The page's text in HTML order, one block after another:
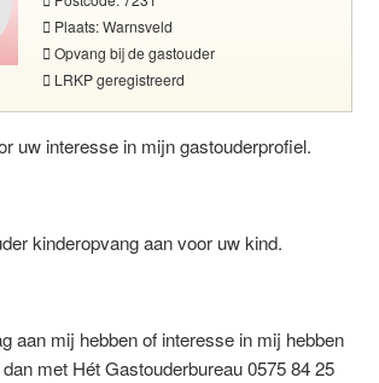
Plaats: Warnsveld
Opvang bij de gastouder
LRKP geregistreerd
uw interesse in mijn gastouderprofiel.
kinderopvang aan voor uw kind.
aan mij hebben of interesse in mij hebben
met Hét Gastouderbureau 0575 84 25